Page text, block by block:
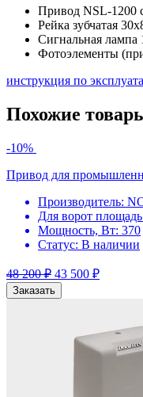
Привод NSL-1200
Рейка зубчатая
Сигнальная лампа
Фотоэлементы
инструкция по
Похожие
-10%
Привод для
Производитель:
Для ворот
Мощность, Вт: 370
Статус: В наличии
48 200₽ 43 500 ₽
Заказать